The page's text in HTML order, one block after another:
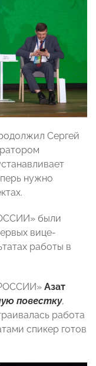
Сергей
нужно
были
вице-
работы в
Азат
повестку,
работа
спикер готов